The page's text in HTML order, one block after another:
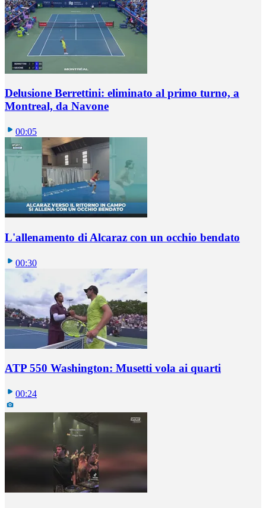
Delusione Berrettini: eliminato al primo turno, a
Montreal, da Navone
00:05
L'allenamento di Alcaraz con un occhio bendato
00:30
ATP 550 Washington: Musetti vola ai quarti
00:24